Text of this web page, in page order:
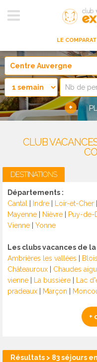
LE
+
CLUB
DESTINATIONS
Départements :
Cantal
Indre Loir-et-Cher
Mayenne
Nièvre Puy-de-
Vienne
Yonne
Les clubs vacances de
Ambrières les vallées
Blois
Châteauroux
Chaudes
vienne
La bussière Lac
pradeaux
Marçon
+
Résultats > 83 séjours